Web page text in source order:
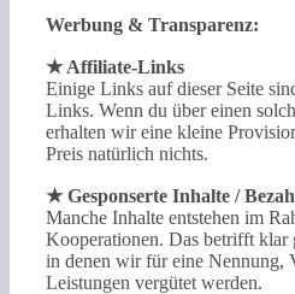
Werbung & Transparenz:
★ Affiliate-Links
Einige Links auf dieser Seite
Links. Wenn du über einen
erhalten wir eine kleine
Preis natürlich nichts.
★ Gesponserte Inhalte /
Manche Inhalte entstehen im
Kooperationen. Das betrifft klar
in denen wir für eine Nennung,
Leistungen vergütet werden.